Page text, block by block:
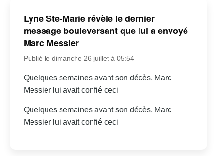
Lyne Ste-Marie révèle le dernier
message bouleversant que lui a envoyé
Marc Messier
Publié le dimanche 26 juillet à 05:54
Quelques semaines avant son décès, Marc
Messier lui avait confié ceci
Quelques semaines avant son décès, Marc
Messier lui avait confié ceci